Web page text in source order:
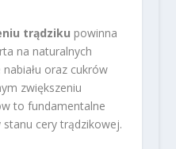
trądziku powinna
na naturalnych
oraz cukrów
zwiększeniu
to fundamentalne
cery trądzikowej.